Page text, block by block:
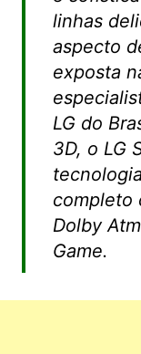
linhas
aspecto
exposta
LG do
3D, o LG
completo
Dolby
Game.